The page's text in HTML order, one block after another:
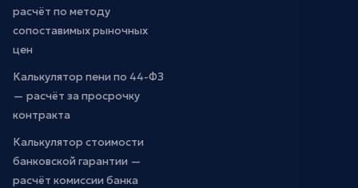
расчёт по методу
сопоставимых рыночных
цен
Калькулятор пени по 44-ФЗ
— расчёт за просрочку
контракта
Калькулятор стоимости
банковской гарантии —
расчёт комиссии банка